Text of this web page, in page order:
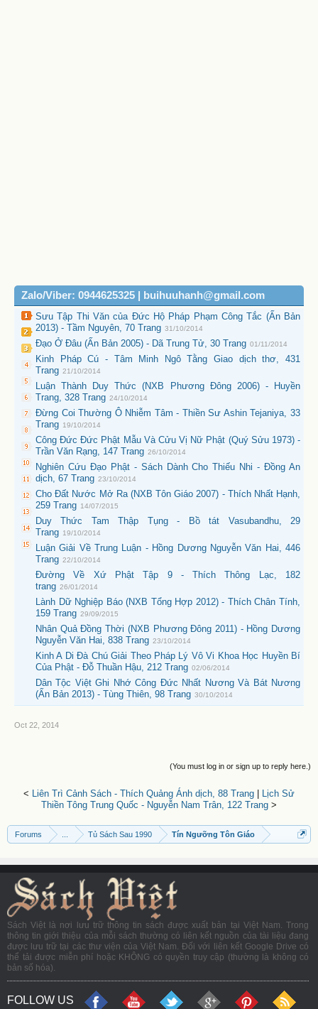
Zalo/Viber: 0944625325 | buihuuhanh@gmail.com
Sưu Tập Thi Văn của Đức Hộ Pháp Phạm Công Tắc (Ấn Bản
2013) - Tầm Nguyên, 70 Trang 31/10/2014
Đạo Ở Đâu (Ấn Bản 2005) - Dã Trung Tử, 30 Trang 01/11/2014
Kinh Pháp Cú - Tâm Minh Ngô Tằng Giao dịch thơ, 431
Trang 21/10/2014
Luận Thành Duy Thức (NXB Phương Đông 2006) - Huyền
Trang, 328 Trang 24/10/2014
Đừng Coi Thường Ô Nhiễm Tâm - Thiền Sư Ashin Tejaniya, 33
Trang 19/10/2014
Công Đức Đức Phật Mẫu Và Cửu Vị Nữ Phật (Quý Sửu 1973) -
Trần Văn Rạng, 147 Trang 26/10/2014
Nghiên Cứu Đạo Phật - Sách Dành Cho Thiếu Nhi - Đồng An
dịch, 67 Trang 23/10/2014
Cho Đất Nước Mở Ra (NXB Tôn Giáo 2007) - Thích Nhất Hạnh,
259 Trang 14/07/2015
Duy Thức Tam Thập Tụng - Bồ tát Vasubandhu, 29
Trang 19/10/2014
Luận Giải Về Trung Luận - Hồng Dương Nguyễn Văn Hai, 446
Trang 22/10/2014
Đường Về Xứ Phật Tập 9 - Thích Thông Lạc, 182
trang 26/01/2014
Lành Dữ Nghiệp Báo (NXB Tổng Hợp 2012) - Thích Chân Tính,
159 Trang 29/09/2015
Nhân Quả Đồng Thời (NXB Phương Đông 2011) - Hồng Dương
Nguyễn Văn Hai, 838 Trang 23/10/2014
Kinh A Di Đà Chú Giải Theo Pháp Lý Vô Vi Khoa Học Huyền Bí
Của Phật - Đỗ Thuần Hậu, 212 Trang 02/06/2014
Dân Tộc Việt Ghi Nhớ Công Đức Nhất Nương Và Bát Nương
(Ấn Bản 2013) - Tùng Thiên, 98 Trang 30/10/2014
Oct 22, 2014
(You must log in or sign up to reply here.)
< Liên Trì Cảnh Sách - Thích Quảng Ánh dịch, 88 Trang
Lịch Sử
Thiền Tông Trung Quốc - Nguyễn Nam Trân, 122 Trang >
Forums Tủ Sách Sau 1990 Tín Ngưỡng Tôn Giáo
Sách Việt là nơi lưu trữ thông tin sách được xuất bản tại Việt Nam. Trong
thông tin giới thiệu của mỗi sách thường có liên kết nguồn của tài liệu đang
được lưu trữ tại các thư viện của Việt Nam. Đối với liên kết Google Drive có
thể tải được miễn phí hoặc KHÔNG có quyền truy cập (thường là không có
bản số hóa).
FOLLOW US